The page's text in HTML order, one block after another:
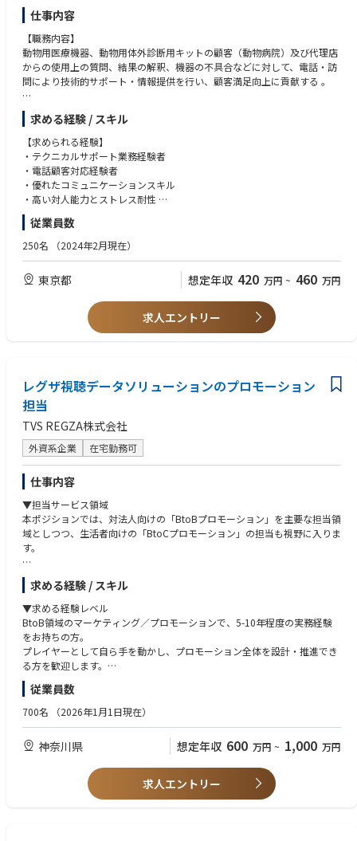
仕事内容
【職務内容】
動物用医療機器、動物用体外診断用キットの顧客（動物病院）及び代理店
からの使用上の質問、結果の解釈、機器の不具合などに対して、電話・訪
問により技術的サポート・情報提供を行い、顧客満足向上に貢献する 。
【具体的な仕事内容】
●医療機器・検査キットユーザー（動物病院）からの問合せに対するトラ
ブル対応
●機器、キットなどのクレーム・トラブル対処
●製品・業界関連の情報収集と情報提供
●クレーム対応、手技確認、代替機・修理機設置、納品サポート、情報提
供、トレーニングなどを目的とした顧客訪問
●製品の顧客用資料作成
●データ集積、解析
●新製品発売の準備と関連部署へのサポート
●その他、既存顧客の顧客満足（NPS）を向上させるための様々な活動・
プロジェクトに参加
【同社の特徴】
同社は本社をアメリカに置き、世界175ヶ国に展開している企業です。Nas
の豊富さにあります。アイデックスは国内で唯一、医療機器、検査サービ
ス、検査キットの3点を自社で提供している企業です。一方で、ワークラ
イフバランスが整っており、女性が長期にわたり働きやすい環境であるた
め、女性の在籍率は50%を超えています。
求める経験 / スキル
【求められる経験】
・テクニカルサポート業務経験者
・電話顧客対応経験者
・優れたコミュニケーションスキル
・高い対人能力とストレス耐性
・技術・医学的知識を進んで習得する向上心
・動物看護士・臨床検査技師・獣医師資格保持者、生物・科学系の大学出
身者歓迎
従業員数
250名 （2024年2月現在）
東京都 想定年収 420 万円 ~ 460 万円
求人エントリー
レグザ視聴データソリューションのプロモーション
担当
TVS REGZA株式会社
外資系企業 在宅勤務可
仕事内容
▼担当サービス領域
本ポジションでは、対法人向けの「BtoBプロモーション」を主要な担当領
域としつつ、生活者向けの「BtoCプロモーション」の担当も視野に入りま
す。
【1】 BtoBプロモーション：レグザ視聴データソリューション
放送局・広告代理店・広告主・コンテンツホルダー等の法人企業に向け
た、レグザ視聴データソリューション（3本柱）のプロモーションです。
（サービスサイト：https://www.regza.com/tvdata/）
1. レグザ TV データ（視聴データ分析）
放送も配信も1秒単位で分析する、視聴データ分析サービス。
視聴ログの“ファクト”に基づく、視聴者アンケートサービス。
3. レグザ TV Ads（動画広告配信）
コネクテッドTVでのターゲティング広告サービス。
【2】 BtoCプロモーション：レグザクラウドサービス 「みるコレ」
m/charm/mirucolle）の、利用拡大に向けたプロモーションです。Webサ
イト、ブログ、プレスリリース、記事執筆 等を通じて、サービス利用者の
求める経験 / スキル
▼求める経験レベル
BtoB領域のマーケティング／プロモーションで、5-10年程度の実務経験
をお持ちの方。
プレイヤーとして自ら手を動かし、プロモーション全体を設計・推進でき
る方を歓迎します。
▼必須の経験・能力・知識
- BtoB領域におけるマーケティング／プロモーションの実務経験（5年
- Webサイトの運用・改善（更新ディレクション、コンテンツ改善 等）
の経験
- セミナー・展示会など、リアル／オンラインイベントの企画・運営経
- ブログ・記事・プレスリリース等のコンテンツ制作（執筆・ディレク
従業員数
700名 （2026年1月1日現在）
神奈川県 想定年収 600 万円 ~ 1,000 万円
求人エントリー